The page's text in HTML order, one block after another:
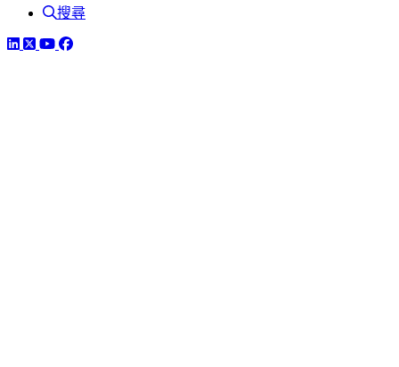
搜尋
LinkedIn
TwitterYouTube
Facebook